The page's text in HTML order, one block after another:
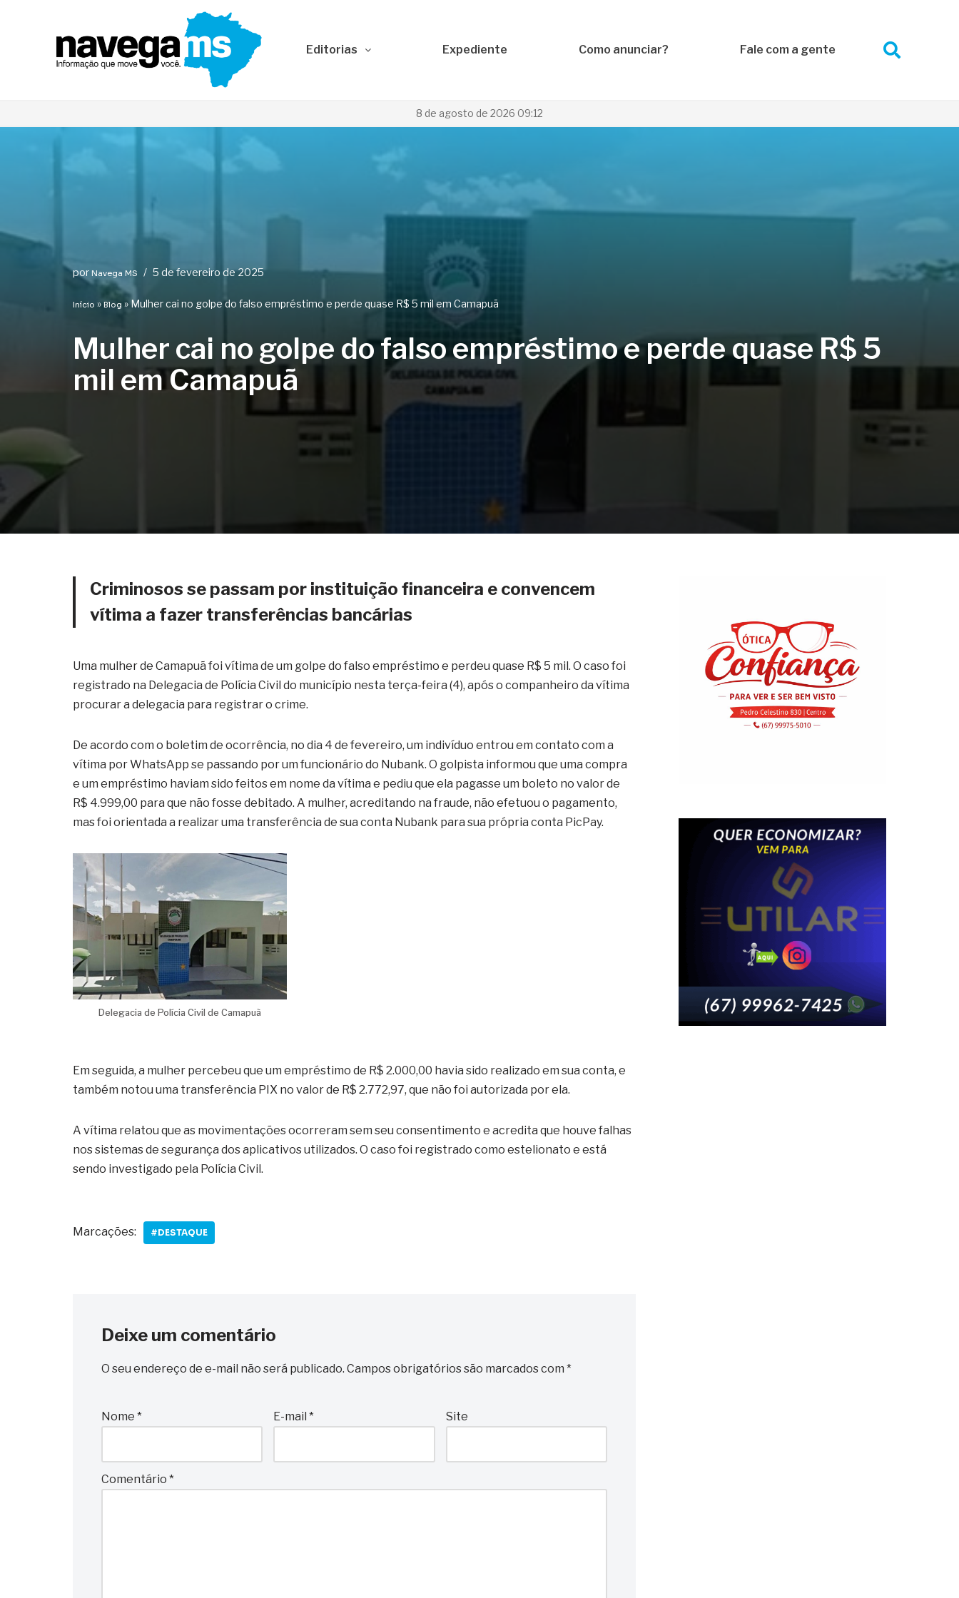
Editorias Expediente Como anunciar? Fale com a gente
8 de agosto de 2026 09:12
por Navega MS 5 de fevereiro de 2025
Início »Blog »Mulher cai no golpe do falso empréstimo e perde quase R$ 5 mil em Camapuã
Mulher cai no golpe do falso empréstimo e perde quase R$ 5
mil em Camapuã
Criminosos se passam por instituição financeira e convencem
vítima a fazer transferências bancárias
Uma mulher de Camapuã foi vítima de um golpe do falso empréstimo e perdeu quase R$ 5 mil. O caso foi
registrado na Delegacia de Polícia Civil do município nesta terça-feira (4), após o companheiro da vítima
procurar a delegacia para registrar o crime.
De acordo com o boletim de ocorrência, no dia 4 de fevereiro, um indivíduo entrou em contato com a
vítima por WhatsApp se passando por um funcionário do Nubank. O golpista informou que uma compra
e um empréstimo haviam sido feitos em nome da vítima e pediu que ela pagasse um boleto no valor de
R$ 4.999,00 para que não fosse debitado. A mulher, acreditando na fraude, não efetuou o pagamento,
mas foi orientada a realizar uma transferência de sua conta Nubank para sua própria conta PicPay.
Delegacia de Polícia Civil de Camapuã
Em seguida, a mulher percebeu que um empréstimo de R$ 2.000,00 havia sido realizado em sua conta, e
também notou uma transferência PIX no valor de R$ 2.772,97, que não foi autorizada por ela.
A vítima relatou que as movimentações ocorreram sem seu consentimento e acredita que houve falhas
nos sistemas de segurança dos aplicativos utilizados. O caso foi registrado como estelionato e está
sendo investigado pela Polícia Civil.
Marcações: #DESTAQUE
Deixe um comentário
O seu endereço de e-mail não será publicado. Campos obrigatórios são marcados com *
Nome * E-mail* Site
Comentário *